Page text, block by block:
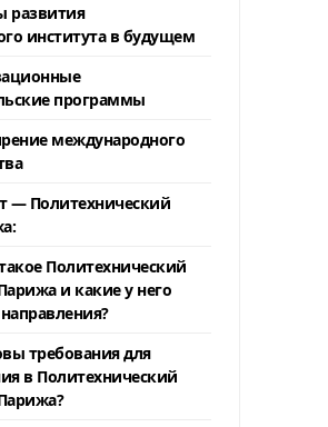
развития
института в будущем
программы
международного
— Политехнический
Политехнический
и какие у него
требования для
в Политехнический